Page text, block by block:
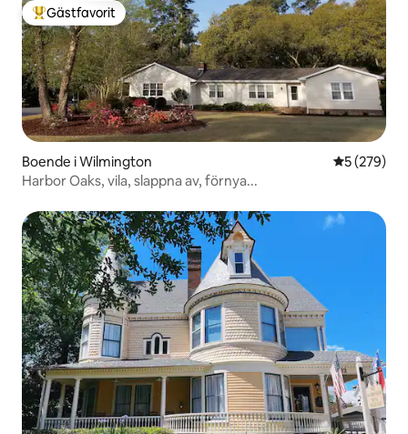
Populär gästfavorit
Gästfavorit
Boende i Wilmington 5 av 5 i
5 (279)
Harbor Oaks, vila, slappna av, förnya...